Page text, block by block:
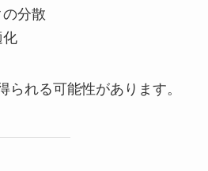
分散
化
られる可能性があります。